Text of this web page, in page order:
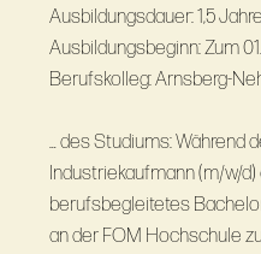
Ausbildungsdauer: 1,5 Jahre
Ausbildungsbeginn: Zum
Berufskolleg: Arnsberg-
… des Studiums: Während
Industriekaufmann (m/w/
berufsbegleitetes
an der FOM Hochschule